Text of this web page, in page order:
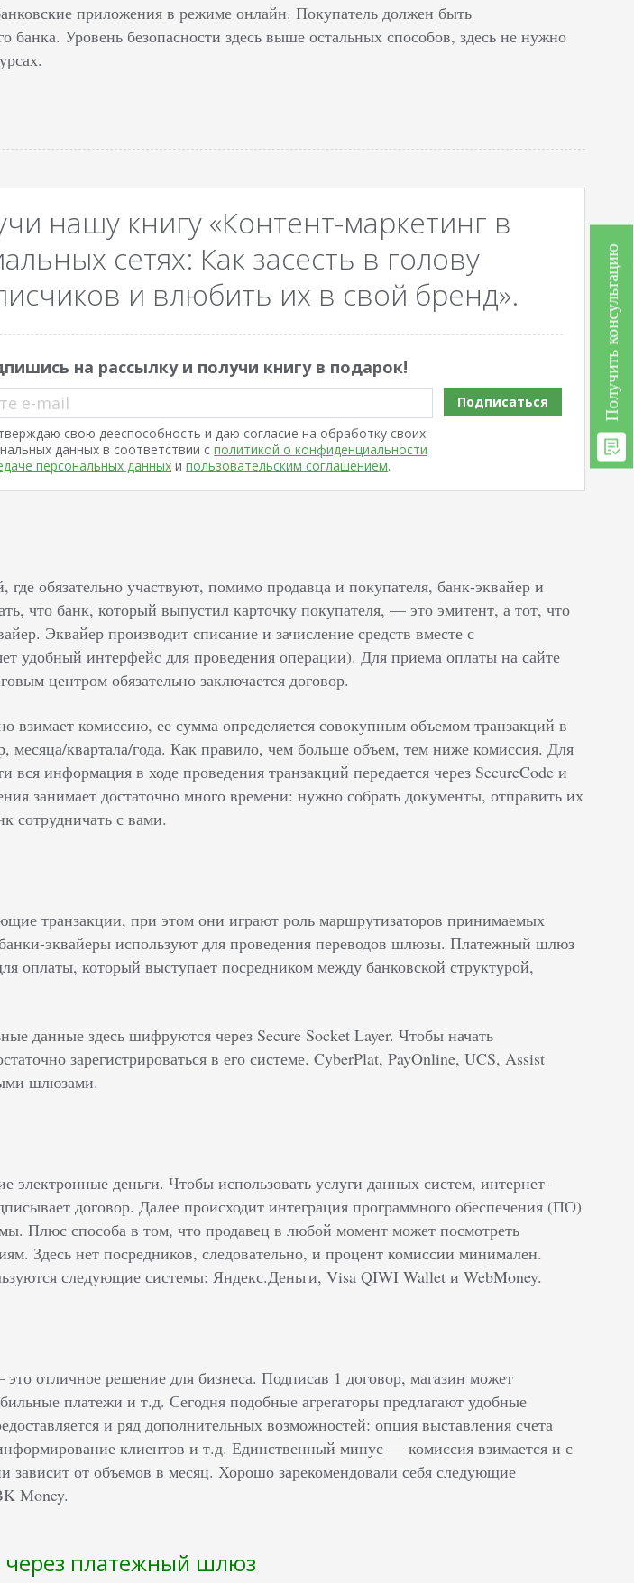
приложения в режиме онлайн. Покупатель должен быть
банка. Уровень безопасности здесь выше остальных способов, здесь не нужно
нашу книгу «Контент-маркетинг в
сетях: Как засесть в голову
и влюбить их в свой бренд».
на рассылку и получи книгу в подарок!
e-mail
свою дееспособность и даю согласие на обработку своих
данных в соответствии сполитикой о конфиденциальности
персональных данных ипользовательским соглашением.
Подписаться
где обязательно участвуют, помимо продавца и покупателя, банк-эквайер и
что банк, который выпустил карточку покупателя, — это эмитент, а тот, что
Эквайер производит списание и зачисление средств вместе с
удобный интерфейс для проведения операции). Для приема оплаты на сайте
центром обязательно заключается договор.
взимает комиссию, ее сумма определяется совокупным объемом транзакций в
месяца/квартала/года. Как правило, чем больше объем, тем ниже комиссия. Для
вся информация в ходе проведения транзакций передается через SecureCode и
занимает достаточно много времени: нужно собрать документы, отправить их
сотрудничать с вами.
транзакции, при этом они играют роль маршрутизаторов принимаемых
эквайеры используют для проведения переводов шлюзы. Платежный шлюз
оплаты, который выступает посредником между банковской структурой,
данные здесь шифруются через Secure Socket Layer. Чтобы начать
зарегистрироваться в его системе. CyberPlat, PayOnline, UCS, Assist
шлюзами.
деньги. Чтобы использовать услуги данных систем, интернет-
договор. Далее происходит интеграция программного обеспечения (ПО)
Плюс способа в том, что продавец в любой момент может посмотреть
Здесь нет посредников, следовательно, и процент комиссии минимален.
следующие системы: Яндекс.Деньги, Visa QIWI Wallet и WebMoney.
отличное решение для бизнеса. Подписав 1 договор, магазин может
платежи и т.д. Сегодня подобные агрегаторы предлагают удобные
и ряд дополнительных возможностей: опция выставления счета
клиентов и т.д. Единственный минус — комиссия взимается и с
зависит от объемов в месяц. Хорошо зарекомендовали себя следующие
Money.
через платежный шлюз
Получить консультацию